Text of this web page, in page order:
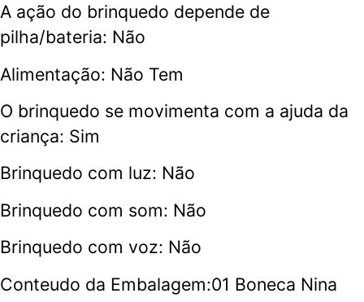
A ação do brinquedo depende de
pilha/bateria: Não
Alimentação: Não Tem
O brinquedo se movimenta com a ajuda da
criança: Sim
Brinquedo com luz: Não
Brinquedo com som: Não
Brinquedo com voz: Não
Conteudo da Embalagem:01 Boneca Nina